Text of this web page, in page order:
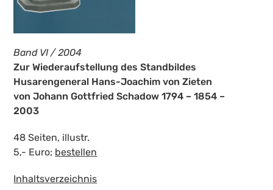
Band VI / 2004
Zur Wiederaufstellung des Standbildes
Husarengeneral Hans-Joachim von Zieten
von Johann Gottfried Schadow 1794 – 1854 –
2003
48 Seiten, illustr.
5,- Euro; bestellen
Inhaltsverzeichnis